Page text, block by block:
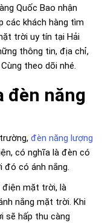
Quốc Bao nhận
các khách hàng tìm
trời uy tín tại Hải
thông tin, địa chỉ,
theo dõi nhé.
đèn năng
đèn năng lượng
có nghĩa là đèn có
đó có ánh nắng.
điện mặt trời, là
nắng mặt trời. Khi
sẽ hấp thu càng